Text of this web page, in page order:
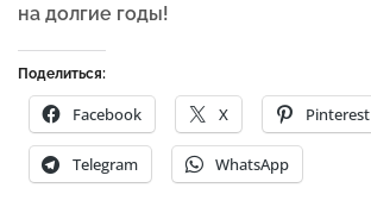
на долгие годы!
Поделиться:
Facebook X Pinterest
Telegram WhatsApp